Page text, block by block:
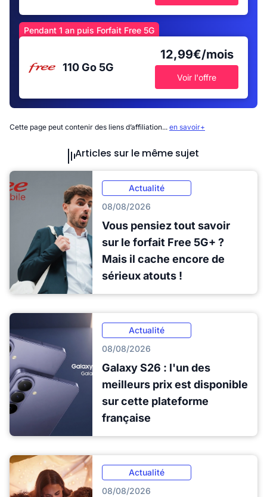
Pendant 1 an puis Forfait Free 5G
110 Go 5G
12,99€/mois
Voir l'offre
Cette page peut contenir des liens d’affiliation... en savoir+
Articles sur le même sujet
Actualité
08/08/2026
Vous pensiez tout savoir
sur le forfait Free 5G+ ?
Mais il cache encore de
sérieux atouts !
Actualité
08/08/2026
Galaxy S26 : l'un des
meilleurs prix est disponible
sur cette plateforme
française
Actualité
08/08/2026